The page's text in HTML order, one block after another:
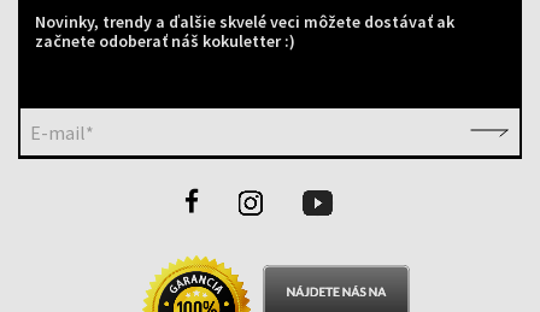
Novinky, trendy a ďalšie skvelé veci môžete dostávať ak
začnete odoberať náš kokuletter :)
E-mail*